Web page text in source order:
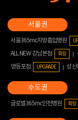
서울365mc지방흡입병원
ALL NEW 강남본점 확장
영등포점
UPGRADE 성신
글로벌365mc인천병원 확장